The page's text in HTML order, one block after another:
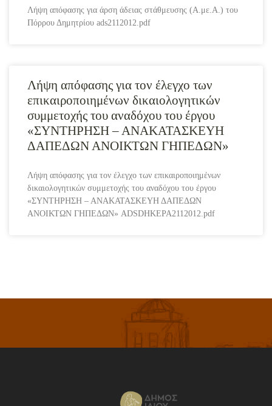
Λήψη απόφασης για άρση άδειας στάθμευσης (Α.με.Α.) του
Πόρρου Δημητρίου ads2112012.pdf
Λήψη απόφασης για τον έλεγχο των
επικαιροποιημένων δικαιολογητικών
συμμετοχής του αναδόχου του έργου
«ΣΥΝΤΗΡΗΣΗ – ΑΝΑΚΑΤΑΣΚΕΥΗ
ΔΑΠΕΔΩΝ ΑΝΟΙΚΤΩΝ ΓΗΠΕΔΩΝ»
Λήψη απόφασης για τον έλεγχο των επικαιροποιημένων
δικαιολογητικών συμμετοχής του αναδόχου του έργου
«ΣΥΝΤΗΡΗΣΗ – ΑΝΑΚΑΤΑΣΚΕΥΗ ΔΑΠΕΔΩΝ
ΑΝΟΙΚΤΩΝ ΓΗΠΕΔΩΝ» ADSDHKEPA2112012.pdf